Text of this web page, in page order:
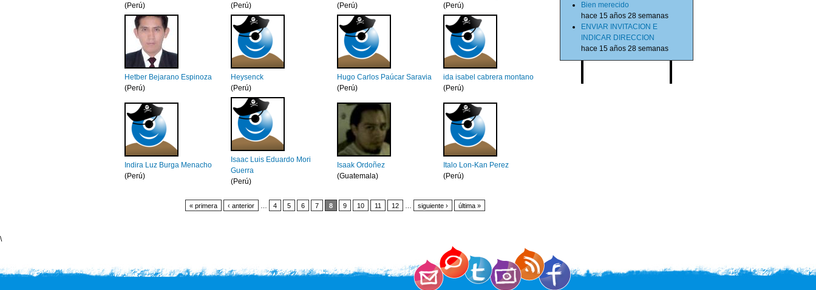
(Perú)
(Perú)
(Perú)
(Perú)
Hetber Bejarano Espinoza
(Perú)
Heysenck
(Perú)
Hugo Carlos Paúcar Saravia
(Perú)
ida isabel cabrera montano
(Perú)
Indira Luz Burga Menacho
(Perú)
Isaac Luis Eduardo Mori
Guerra
(Perú)
Isaak Ordoñez
(Guatemala)
Italo Lon-Kan Perez
(Perú)
« primera ‹ anterior 4 5 6 7 8 9 10 11 12 siguiente › última »
Bien merecido
hace 15 años 28 semanas
ENVIAR INVITACION E
INDICAR DIRECCION
hace 15 años 28 semanas
\